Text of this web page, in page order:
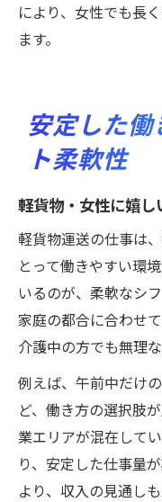
により、女性でも長
ます。
安定した
ト柔軟性
軽貨物・女性に嬉
軽貨物運送の仕事は
とって働きやすい環
いるのが、柔軟なシ
家庭の都合に合わせ
介護中の方でも無理
例えば、午前中だけ
ど、働き方の選択肢
業エリアが混在して
り、安定した仕事量
より、収入の見通し